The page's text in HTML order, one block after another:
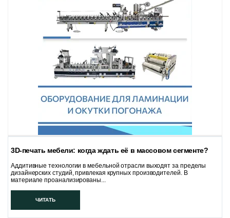
3D-печать мебели: когда ждать её в массовом сегменте?
Аддитивные технологии в мебельной отрасли выходят за пределы
дизайнерских студий, привлекая крупных производителей. В
материале проанализированы...
ЧИТАТЬ